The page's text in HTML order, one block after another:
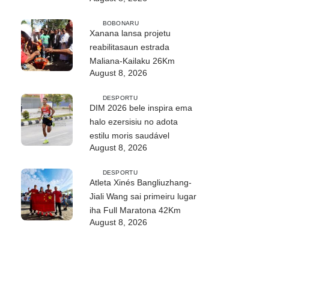
BOBONARU
Xanana lansa projetu
reabilitasaun estrada
Maliana-Kailaku 26Km
August 8, 2026
DESPORTU
DIM 2026 bele inspira ema
halo ezersisiu no adota
estilu moris saudável
August 8, 2026
DESPORTU
Atleta Xinés Bangliuzhang-
Jiali Wang sai primeiru lugar
iha Full Maratona 42Km
August 8, 2026